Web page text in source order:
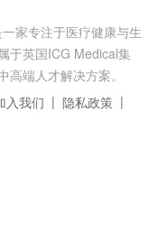
家专注于医疗健康与生
于英国ICG Medical集
端人才解决方案。
入我们
隐私政策